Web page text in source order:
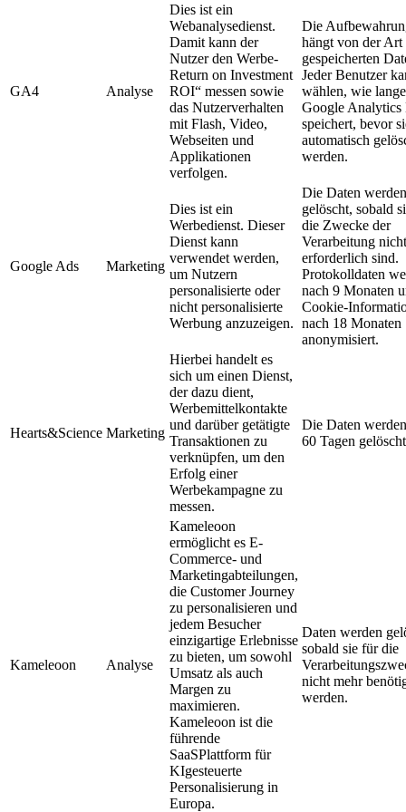
GA4 Analyse
Dies ist ein
Webanalysedienst.
Damit kann der
Nutzer den Werbe-
Return on Investment
ROI“ messen sowie
das Nutzerverhalten
mit Flash, Video,
Webseiten und
Applikationen
verfolgen.
Die
hängt von der Art
gespeicherten
Jeder Benutzer
wählen, wie lange
Google Analytics
speichert, bevor
automatisch
werden.
Google Ads Marketing
Dies ist ein
Werbedienst. Dieser
Dienst kann
verwendet werden,
um Nutzern
personalisierte oder
nicht personalisierte
Werbung anzuzeigen.
Die Daten werden
gelöscht, sobald
die Zwecke der
Verarbeitung
erforderlich sind.
Protokolldaten
nach 9 Monaten
Cookie-
nach 18 Monaten
anonymisiert.
Hearts&Science Marketing
Hierbei handelt es
sich um einen Dienst,
der dazu dient,
Werbemittelkontakte
und darüber getätigte
Transaktionen zu
verknüpfen, um den
Erfolg einer
Werbekampagne zu
messen.
Die Daten
60 Tagen
Kameleoon Analyse
Kameleoon
ermöglicht es E-
Commerce- und
Marketingabteilungen,
die Customer Journey
zu personalisieren und
jedem Besucher
einzigartige Erlebnisse
zu bieten, um sowohl
Umsatz als auch
Margen zu
maximieren.
Kameleoon ist die
führende
SaaSPlattform für
KIgesteuerte
Personalisierung in
Europa.
Daten werden
sobald sie für die
nicht mehr
werden.